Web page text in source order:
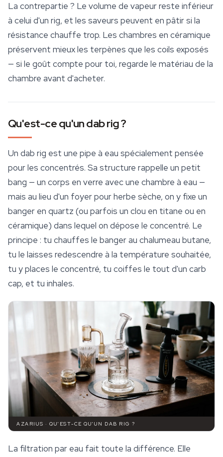
La contrepartie ? Le volume de vapeur reste inférieur
à celui d'un rig, et les saveurs peuvent en pâtir si la
résistance chauffe trop. Les chambres en céramique
préservent mieux les terpènes que les coils exposés
— si le goût compte pour toi, regarde le matériau de la
chambre avant d'acheter.
Qu'est-ce qu'un dab rig ?
Un dab rig est une pipe à eau spécialement pensée
pour les concentrés. Sa structure rappelle un petit
bang — un corps en verre avec une chambre à eau —
mais au lieu d'un foyer pour herbe sèche, on y fixe un
banger en quartz (ou parfois un clou en titane ou en
céramique) dans lequel on dépose le concentré. Le
principe : tu chauffes le banger au chalumeau butane,
tu le laisses redescendre à la température souhaitée,
tu y places le concentré, tu coiffes le tout d'un carb
cap, et tu inhales.
AZARIUS · QU'EST-CE QU'UN DAB RIG ?
La filtration par eau fait toute la différence. Elle